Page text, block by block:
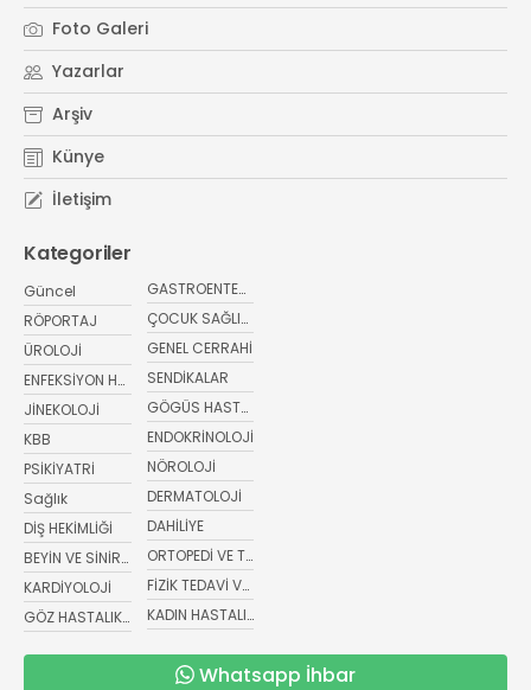
#Memorial Ataşehir Hastanesi
# yaz ayları kritik öneri
Foto Galeri
Yazarlar
Arşiv
Künye
İletişim
Kategoriler
Güncel
RÖPORTAJ
ÜROLOJİ
ENFEKSİYON HASTALIKLARI
JİNEKOLOJİ
KBB
PSİKİYATRİ
Sağlık
DİŞ HEKİMLİĞİ
BEYİN VE SİNİR CERRAHİSİ
KARDİYOLOJİ
GÖZ HASTALIKLARI
GASTROENTEROLOJİ
ÇOCUK SAĞLIĞI VE HASTALIKLARI
GENEL CERRAHİ
SENDİKALAR
GÖGÜS HASTALIKLARI
ENDOKRİNOLOJİ
NÖROLOJİ
DERMATOLOJİ
DAHİLİYE
ORTOPEDİ VE TRAVMATOLOJİ
FİZİK TEDAVİ VE REHABİLİTASYON
KADIN HASTALIKLARI VE DOĞUM
Whatsapp İhbar
DAHİLİYE
FİZİK TEDAVİ VE REHABİLİTASYON
KADIN HASTALIKLARI VE DOĞUM